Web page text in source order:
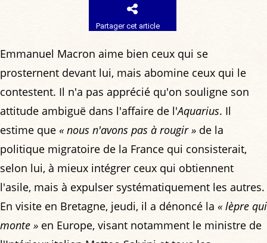
Partager cet article
Emmanuel Macron aime bien ceux qui se
prosternent devant lui, mais abomine ceux qui le
contestent. Il n'a pas apprécié qu'on souligne son
attitude ambiguë dans l'affaire de l'Aquarius. Il
estime que « nous n'avons pas à rougir » de la
politique migratoire de la France qui consisterait,
selon lui, à mieux intégrer ceux qui obtiennent
l'asile, mais à expulser systématiquement les autres.
En visite en Bretagne, jeudi, il a dénoncé la « lèpre qui
monte » en Europe, visant notamment le ministre de